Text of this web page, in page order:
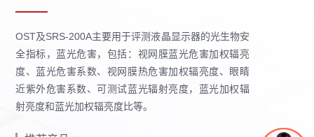
OST及SRS-200A主要用于评测液晶显示器的光生物安
全指标，蓝光危害，包括：视网膜蓝光危害加权辐亮
度、蓝光危害系数、视网膜热危害加权辐亮度、眼睛
近紫外危害系数、可测试蓝光辐射亮度，蓝光加权辐
射亮度和蓝光加权辐亮度比等。